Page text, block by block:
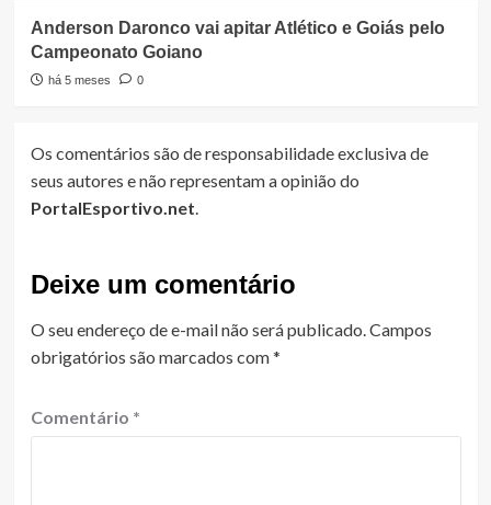
Anderson Daronco vai apitar Atlético e Goiás pelo
Campeonato Goiano
há 5 meses 0
Os comentários são de responsabilidade exclusiva de
seus autores e não representam a opinião do
PortalEsportivo.net.
Deixe um comentário
O seu endereço de e-mail não será publicado.Campos
obrigatórios são marcados com*
Comentário *